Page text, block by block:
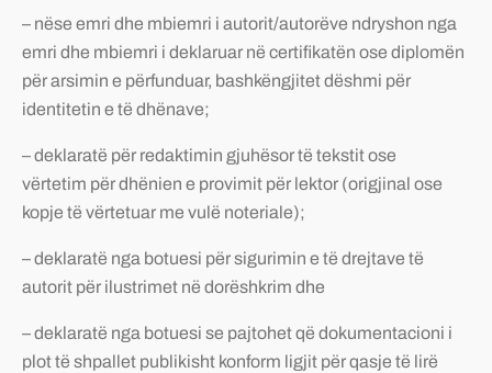
– nëse emri dhe mbiemri i autorit/autorëve ndryshon nga
emri dhe mbiemri i deklaruar në certifikatën ose diplomën
për arsimin e përfunduar, bashkëngjitet dëshmi për
identitetin e të dhënave;
– deklaratë për redaktimin gjuhësor të tekstit ose
vërtetim për dhënien e provimit për lektor (origjinal ose
kopje të vërtetuar me vulë noteriale);
– deklaratë nga botuesi për sigurimin e të drejtave të
autorit për ilustrimet në dorëshkrim dhe
– deklaratë nga botuesi se pajtohet që dokumentacioni i
plot të shpallet publikisht konform ligjit për qasje të lirë